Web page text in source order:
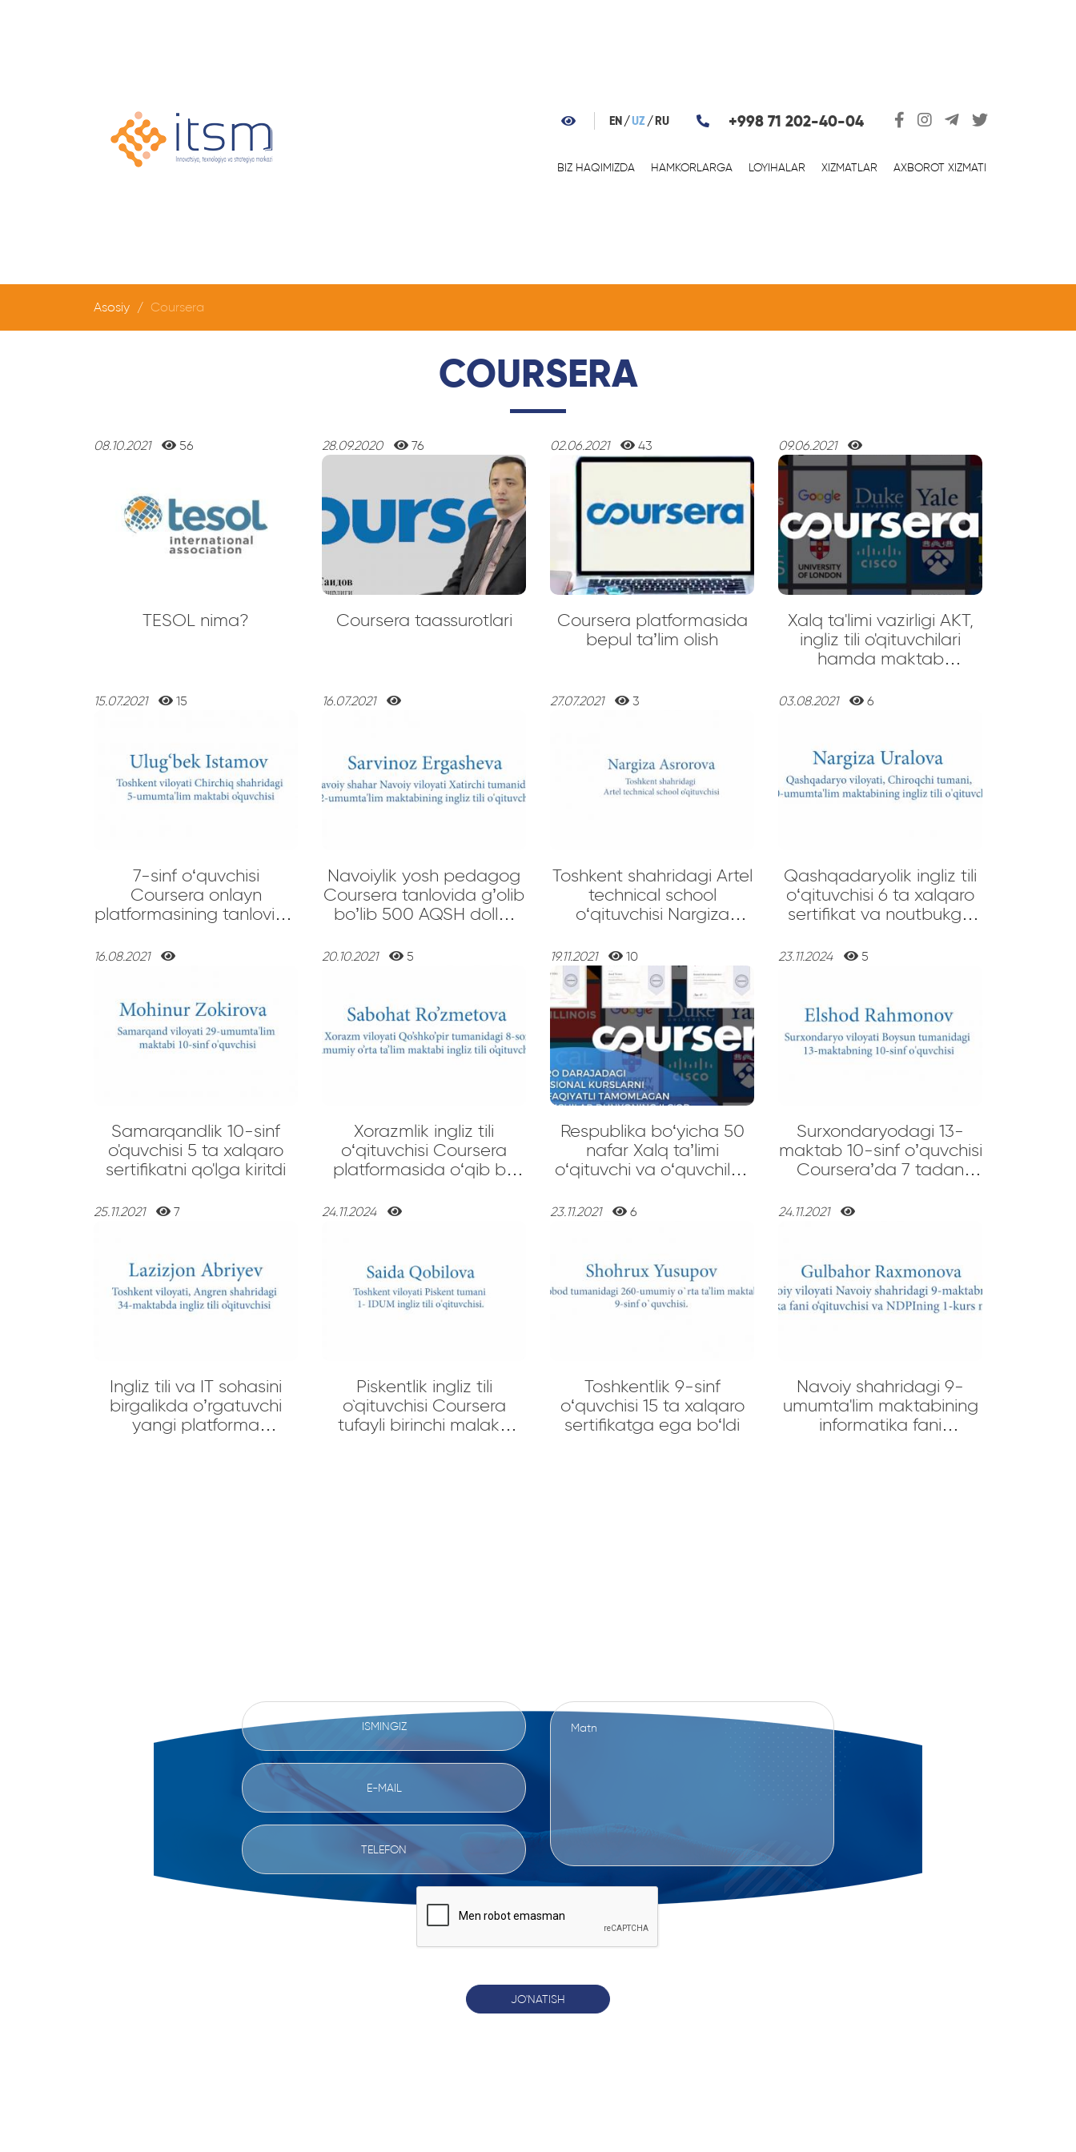
EN UZ RU +998 71 202-40-04
BIZ HAQIMIZDA HAMKORLARGA LOYIHALAR XIZMATLAR AXBOROT XIZMATI
Asosiy Coursera
COURSERA
08.10.2021 56
TESOL nima?
28.09.2020 76
Coursera taassurotlari
02.06.2021 43
Coursera platformasida
bepul ta’lim olish
09.06.2021
Xalq ta'limi vazirligi AКT,
ingliz tili o'qituvchilari
hamda maktab
dоna noutbuk taqdim
15.07.2021 15
7-sinf o‘quvchisi
Coursera onlayn
platformasining tanlovida
sohibi bo‘ldi
16.07.2021
Navoiylik yosh pedagog
Coursera tanlovida g’olib
bo’lib 500 AQSH dollar
topishni boshladi
27.07.2021 3
Toshkent shahridagi Artel
technical school
o‘qituvchisi Nargiza
o‘qib, bepul xalqaro
kvalifikatsiyaga ega
bo‘ldi
03.08.2021 6
Qashqadaryolik ingliz tili
o‘qituvchisi 6 ta xalqaro
sertifikat va noutbukga
16.08.2021
Samarqandlik 10-sinf
o'quvchisi 5 ta xalqaro
sertifikatni qo'lga kiritdi
20.10.2021 5
Xorazmlik ingliz tili
o‘qituvchisi Coursera
platformasida o‘qib bir
qo‘shimcha daromadga
19.11.2021 10
Respublika bo‘yicha 50
nafar Xalq ta’limi
o‘qituvchi va o‘quvchilari
taqdirlandi!
23.11.2024 5
Surxondaryodagi 13-
maktab 10-sinf o’quvchisi
Coursera’da 7 tadan
sertifikatlarga ega bo’ldi
25.11.2021 7
Ingliz tili va IT sohasini
birgalikda o’rgatuvchi
yangi platforma
24.11.2024
Piskentlik ingliz tili
o`qituvchisi Coursera
tufayli birinchi malaka
23.11.2021 6
Toshkentlik 9-sinf
o‘quvchisi 15 ta xalqaro
sertifikatga ega bo‘ldi
24.11.2021
Navoiy shahridagi 9-
umumta'lim maktabining
informatika fani
JO'NATISH